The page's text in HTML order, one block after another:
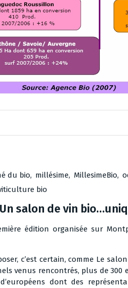
du bio, millésime, MillesimeBio,
bio
salon de vin
édition organisée sur
c’est certain, comme Le
venus rencontrés, plus de 300
dont des